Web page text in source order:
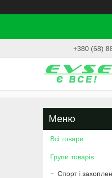
+380 (68)
Всі товари
Групи товарів
Спорт і